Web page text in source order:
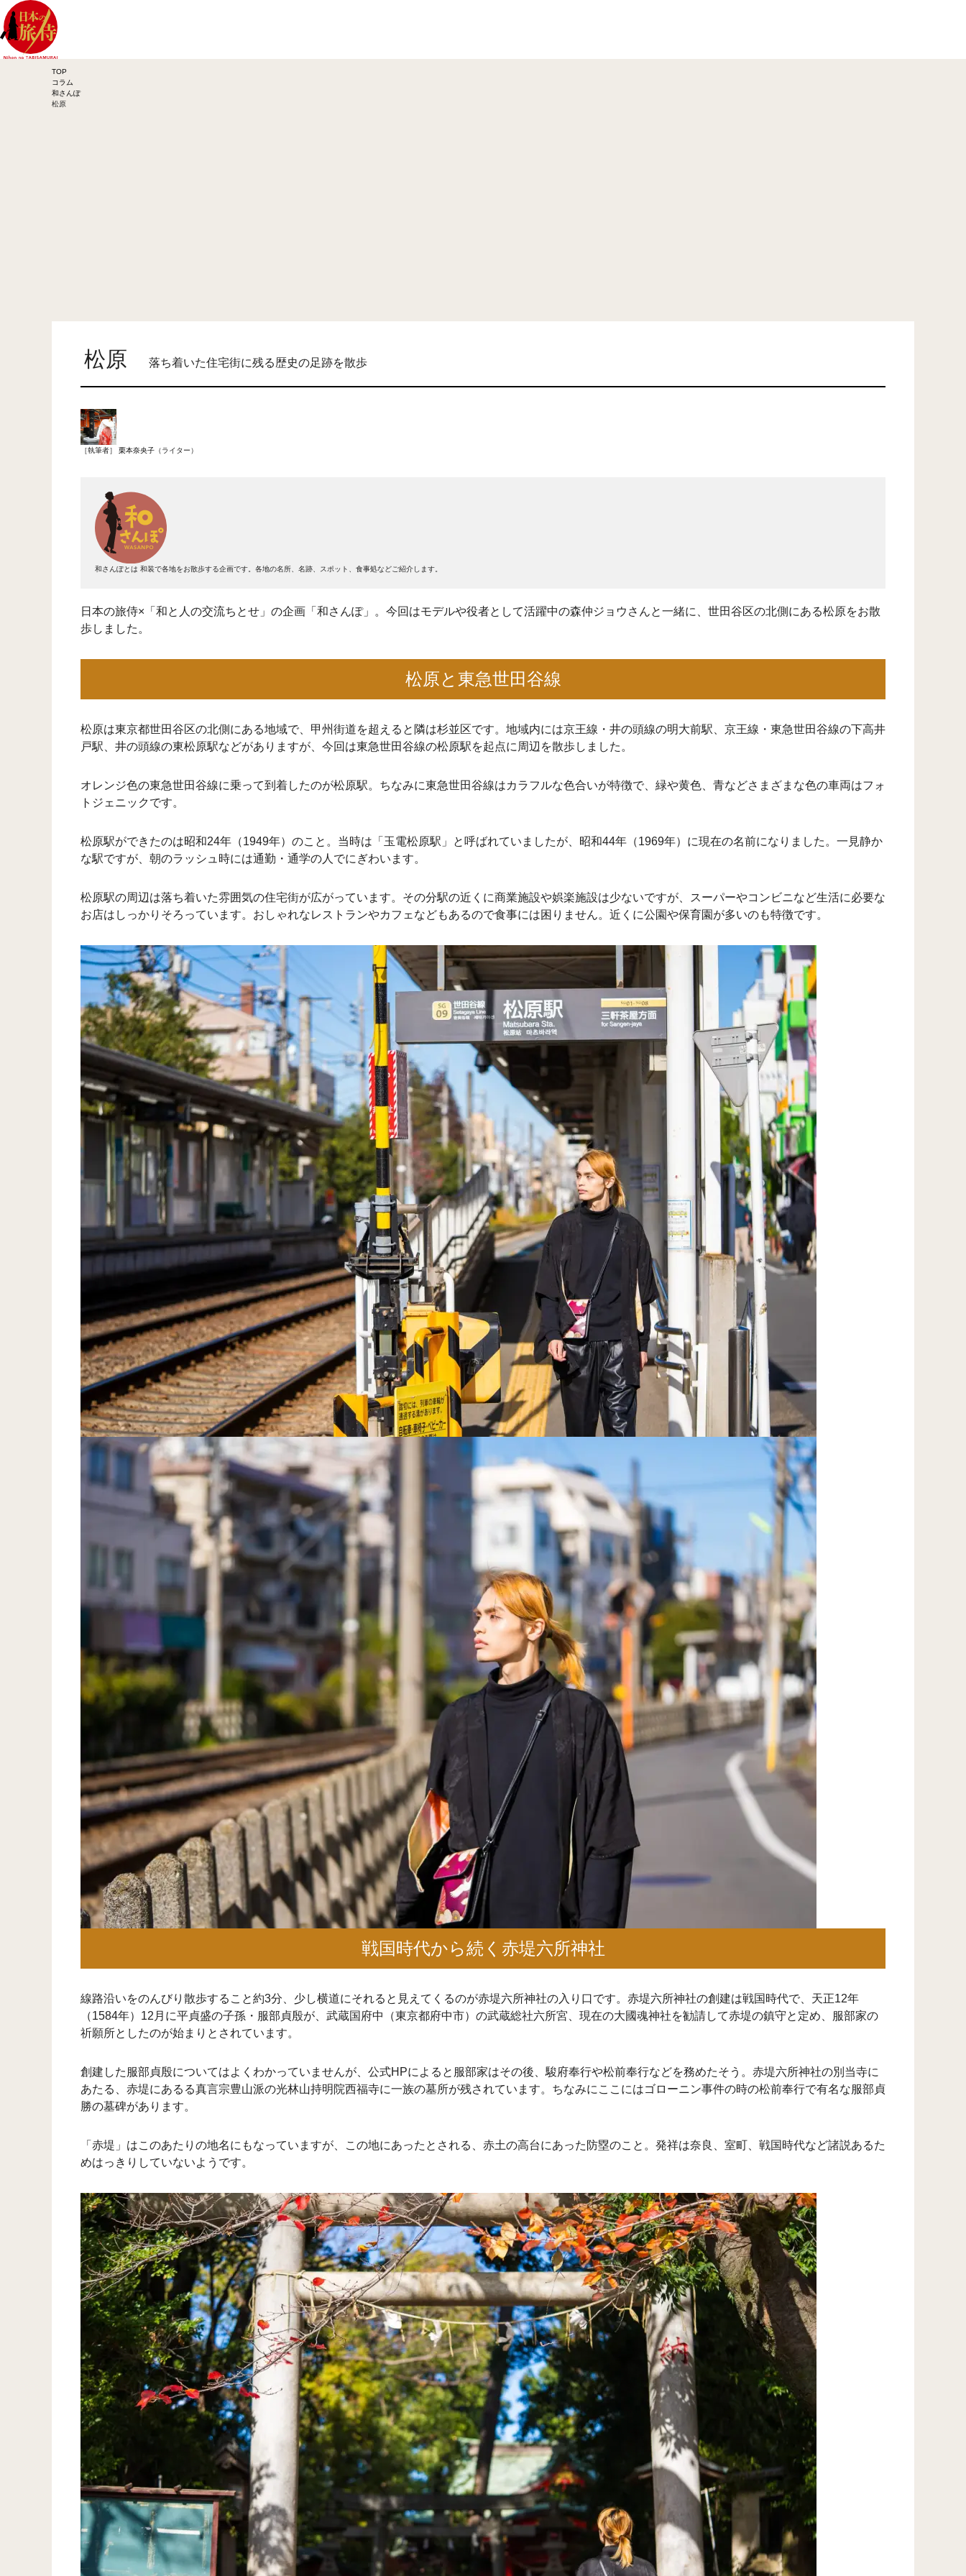
TOP
コラム
和さんぽ
松原
松原 落ち着いた住宅街に残る歴史の足跡を散歩
［執筆者］ 栗本奈央子 （ライター）
和さんぽとは 和装で各地をお散歩する企画です。各地の名所、名跡、スポット、食事処などご紹介します。
日本の旅侍×「和と人の交流ちとせ」の企画「和さんぽ」。今回はモデルや役者として活躍中の森仲ジョウさんと一緒に、世田谷区の北側にある松原をお散
歩しました。
松原と東急世田谷線
松原は東京都世田谷区の北側にある地域で、甲州街道を超えると隣は杉並区です。地域内には京王線・井の頭線の明大前駅、京王線・東急世田谷線の下高井
戸駅、井の頭線の東松原駅などがありますが、今回は東急世田谷線の松原駅を起点に周辺を散歩しました。
オレンジ色の東急世田谷線に乗って到着したのが松原駅。ちなみに東急世田谷線はカラフルな色合いが特徴で、緑や黄色、青などさまざまな色の車両はフォ
トジェニックです。
松原駅ができたのは昭和24年（1949年）のこと。当時は「玉電松原駅」と呼ばれていましたが、昭和44年（1969年）に現在の名前になりました。一見静か
な駅ですが、朝のラッシュ時には通勤・通学の人でにぎわいます。
松原駅の周辺は落ち着いた雰囲気の住宅街が広がっています。その分駅の近くに商業施設や娯楽施設は少ないですが、スーパーやコンビニなど生活に必要な
お店はしっかりそろっています。おしゃれなレストランやカフェなどもあるので食事には困りません。近くに公園や保育園が多いのも特徴です。
戦国時代から続く赤堤六所神社
線路沿いをのんびり散歩すること約3分、少し横道にそれると見えてくるのが赤堤六所神社の入り口です。赤堤六所神社の創建は戦国時代で、天正12年
（1584年）12月に平貞盛の子孫・服部貞殷が、武蔵国府中（東京都府中市）の武蔵総社六所宮、現在の大國魂神社を勧請して赤堤の鎮守と定め、服部家の
祈願所としたのが始まりとされています。
創建した服部貞殷についてはよくわかっていませんが、公式HPによると服部家はその後、駿府奉行や松前奉行などを務めたそう。赤堤六所神社の別当寺に
あたる、赤堤にあるる真言宗豊山派の光林山持明院西福寺に一族の墓所が残されています。ちなみにここにはゴローニン事件の時の松前奉行で有名な服部貞
勝の墓碑があります。
「赤堤」はこのあたりの地名にもなっていますが、この地にあったとされる、赤土の高台にあった防塁のこと。発祥は奈良、室町、戦国時代など諸説あるた
めはっきりしていないようです。